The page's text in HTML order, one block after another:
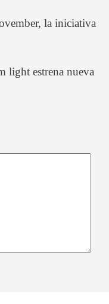
la iniciativa
light estrena nueva